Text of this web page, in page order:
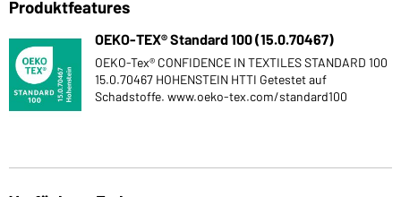
Produktfeatures
OEKO-TEX® Standard 100 (15.0.70467)
OEKO-Tex® CONFIDENCE IN TEXTILES STANDARD 100
15.0.70467 HOHENSTEIN HTTI Getestet auf
Schadstoffe. www.oeko-tex.com/standard100